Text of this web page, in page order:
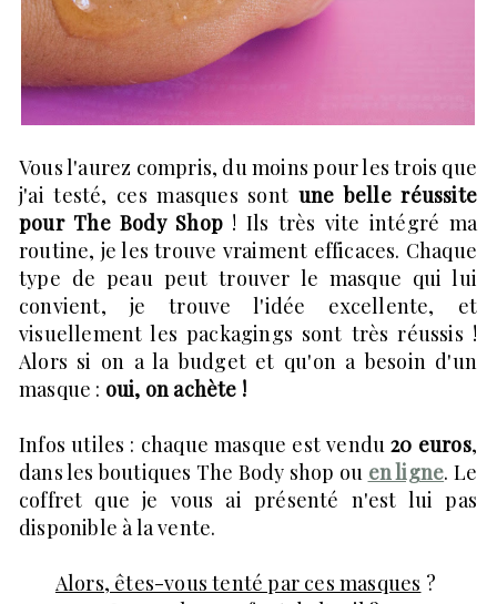
Vous l'aurez compris, du moins pour les trois que
j'ai testé, ces masques sont une belle réussite
pour The Body Shop! Ils très vite intégré ma
routine, je les trouve vraiment efficaces. Chaque
type de peau peut trouver le masque qui lui
convient, je trouve l'idée excellente, et
visuellement les packagings sont très réussis !
Alors si on a la budget et qu'on a besoin d'un
masque : oui, on achète !
Infos utiles : chaque masque est vendu20 euros,
dans les boutiques The Body shop ou en ligne. Le
coffret que je vous ai présenté n'est lui pas
disponible à la vente.
Alors, êtes-vous tenté par ces masques ?